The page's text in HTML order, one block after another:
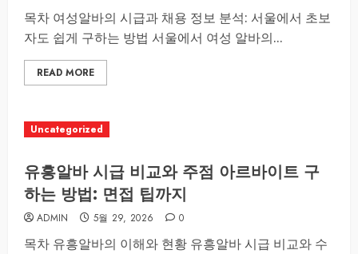
목차 여성알바의 시급과 채용 정보 분석: 서울에서 초보
자도 쉽게 구하는 방법 서울에서 여성 알바의...
READ MORE
Uncategorized
유흥알바 시급 비교와 주점 아르바이트 구
하는 방법: 면접 팁까지
ADMIN 5월 29, 2026 0
목차 유흥알바의 이해와 현황 유흥알바 시급 비교와 수